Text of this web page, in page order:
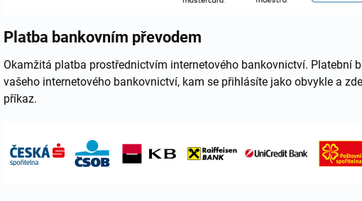
Platba bankovním převodem
Okamžitá platba prostřednictvím internetového bankovnictví. Platební
vašeho internetového bankovnictví, kam se přihlásíte jako obvykle a
příkaz.